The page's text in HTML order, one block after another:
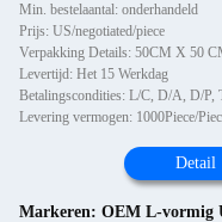
Min. bestelaantal: onderhandeld
Prijs: US/negotiated/piece
Verpakking Details: 50CM X 50
Levertijd: Het 15 Werkdag
Betalingscondities: L/C, D/A, D/P,
Levering vermogen: 1000Piece/
Detail
Markeren: OEM L-vormig